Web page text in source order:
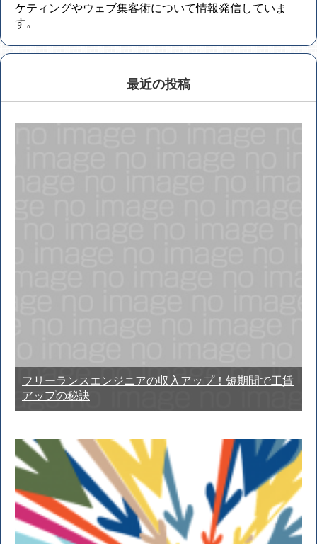
ケティングやウェブ集客術について情報発信していま
す。
最近の投稿
フリーランスエンジニアの収入アップ！短期間で工賃
アップの秘訣